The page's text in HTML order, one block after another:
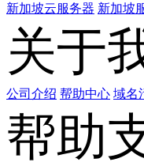
新加坡云服务器 新加坡
关于
公司介绍 帮助中心 域名
帮助